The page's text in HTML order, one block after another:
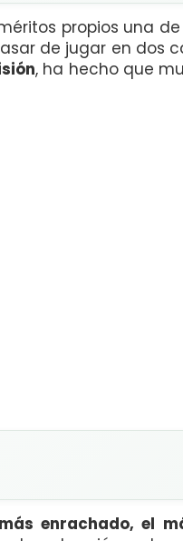
propios una
de jugar en dos
, ha hecho que
enrachado, el